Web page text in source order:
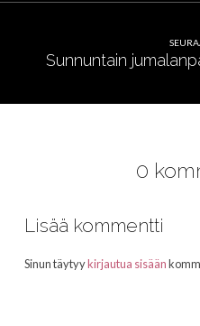
Sunnuntain
0
Lisää kommentti
Sinun täytyykirjautua sisään